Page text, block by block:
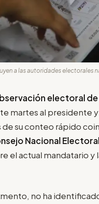
a las autoridades electorales
electoral de
martes al presidente
de su conteo rápido
Nacional
el actual mandatario y
no ha